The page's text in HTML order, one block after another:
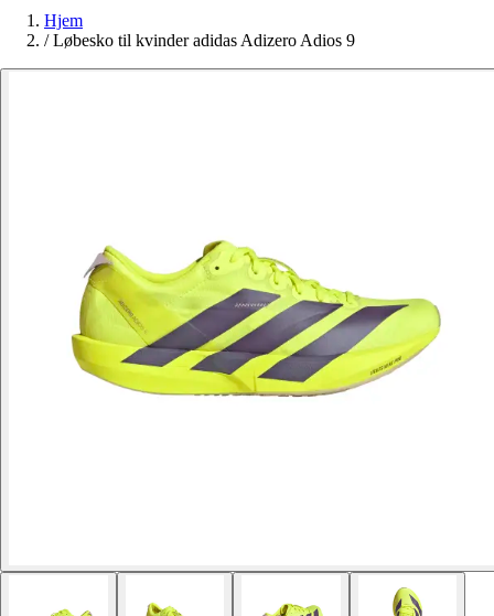
Hjem
/ Løbesko til kvinder adidas Adizero Adios 9